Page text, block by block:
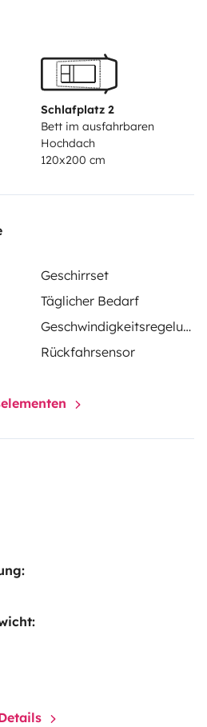
prévoit un mode salon avec
l'intérieur toujours organisé.
d'un frigo, deux feux, et
basse, possibilité de
(fonctionnement
pas de me contacter par
Chris
Schlafplatz 2
Bett im ausfahrbaren
Hochdach
120x200 cm
Geschirrset
Täglicher Bedarf
Geschwindigkeitsregelung
Rückfahrsensor